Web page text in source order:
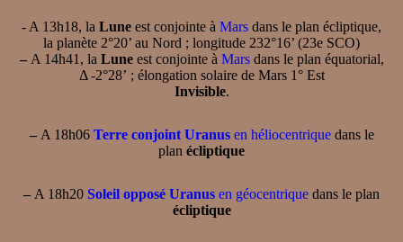
- A 13h18, la Lune est conjointe à Mars dans le plan écliptique,
la planète 2°20’ au Nord ; longitude 232°16’ (23e SCO)
–A 14h41, la Luneest conjointe à Marsdans le plan équatorial,
Δ -2°28’ ; élongation solaire de Mars 1° Est
Invisible.
–A 18h06 Terre conjoint Uranusen héliocentriquedans le
plan écliptique
– A 18h20 Soleil opposé Uranus en géocentrique dans le plan
écliptique